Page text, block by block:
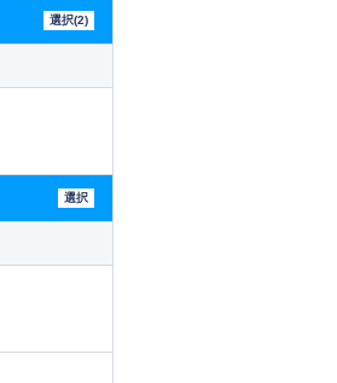
選択(2)
選択